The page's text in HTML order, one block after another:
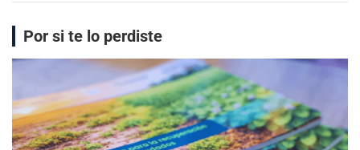
Por si te lo perdiste